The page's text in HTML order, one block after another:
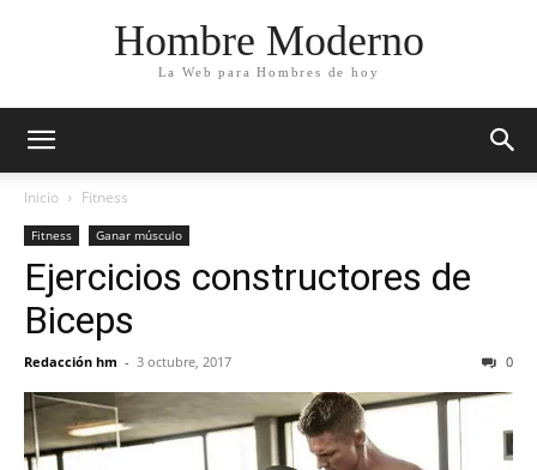
Hombre Moderno
La Web para Hombres de hoy
Inicio Fitness
Fitness Ganar músculo
Ejercicios constructores de
Biceps
Redacción hm - 3 octubre, 2017 0